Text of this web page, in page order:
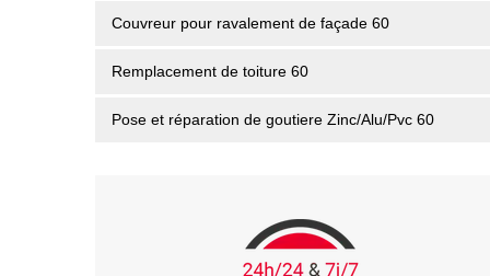
Couvreur pour ravalement de façade 60
Remplacement de toiture 60
Pose et réparation de goutiere Zinc/Alu/Pvc 60